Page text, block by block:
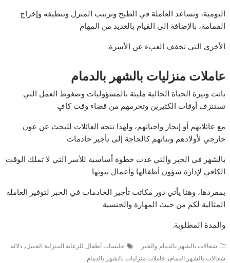
اليومية، وتساعد العاملة في الطبخ وترتيب المنزل وتنظيفه وإخراج
القمامة، بالإضافة إلى القيام بالعديد من المهام
الأخرى التي تخفف العبء عن الأسرة.
عاملات منزليات بالشهر بالدمام
باتت وتيرة الحياة الحالية مليئة بالمسؤوليات وضغوط العمل التي
تستنزف أوقات الكثيرين وتحرمهم من قضاء وقت كافٍ
مع عائلاتهم أو إنجاز واجباتهم، ولهذا تتجه العائلات للبحث عن عون
خارجي لأولادهم وبناتهم كالحاجة إلى تأجير خادمات
بالشهر في الخبر والتي غدت خطوة أساسية للأسر التي لا تملك الوقت
الكافي لإدارة شؤون أطفالها وأعمال بيوتها
بمفردها، وهنا يأتي دور مكاتب تأجير الخادمات في الخبر لتوفير العاملة
المثالية لكم من حيث المهارة والجنسية
والمدة المطلوبة.
شغالات بالشهر بالدمام والخبر جليسات أطفال للرعاية المنزلية الجبيل,دلاله
شغالات بالشهر الدمام, عاملات منزليات بالشهر بالدمام